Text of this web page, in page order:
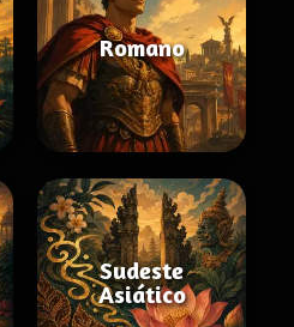
Romano
Sudeste
Asiático